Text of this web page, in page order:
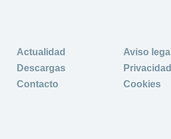
Actualidad
Descargas
Contacto
Aviso legal
Privacidad
Cookies